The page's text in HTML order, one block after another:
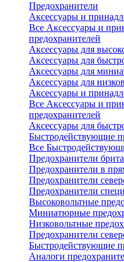
Предохранители
Аксессуары и
Все Аксессуары и
предохранителей
Аксессуары для
Аксессуары для
Аксессуары для
Аксессуары для
Аксессуары и
Все Аксессуары и
предохранителей
Аксессуары для
Быстродействующие
Все
Предохранители
Предохранители в
Предохранители
Предохранители
Высоковольтные
Миниатюрные
Низковольтные
Предохранители
Быстродействующие
Аналоги